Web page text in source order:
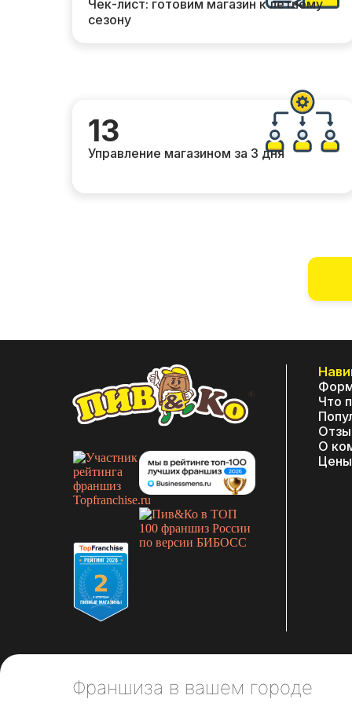
Чек-лист: готовим магазин к летнему
сезону
13
Управление магазином за 3 дня
Что
О
Цены
Франшиза в вашем городе